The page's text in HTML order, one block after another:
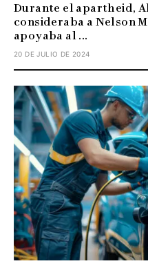
Durante el apartheid,
consideraba a Nelson
apoyaba al ...
20 DE JULIO DE 2024